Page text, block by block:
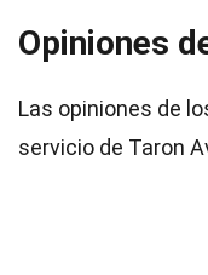
Opiniones
Las opiniones de
servicio de Taron